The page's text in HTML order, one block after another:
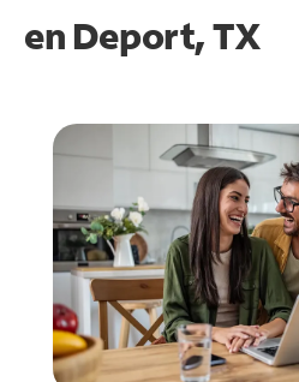
en Deport, TX